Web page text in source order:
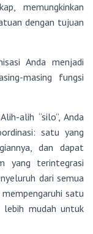
memungkinkan
dengan tujuan
Anda menjadi
masing fungsi
alih “silo”, Anda
satu yang
dan dapat
yang terintegrasi
dari semua
mempengaruhi satu
lebih mudah untuk